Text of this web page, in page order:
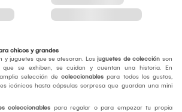
chicos y grandes
y juguetes que se atesoran. Los juguetes de colección son
que se exhiben, se cuidan y cuentan una historia. En
selección de coleccionables para todos los gustos,
icónicos hasta cápsulas sorpresa que guardan una mini
coleccionables para regalar o para empezar tu propia